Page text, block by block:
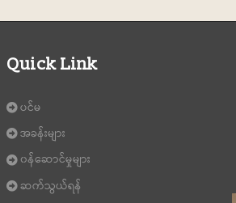
Quick Link
ပင်မ
အခန်းများ
၀န်ဆောင်မှုများ
ဆက်သွယ်ရန်